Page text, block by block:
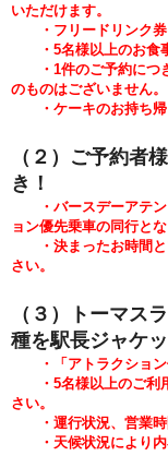
いただけます。
・フリードリンク券
・5名様以上のお食
・1件のご予約につき
のものはございません。
・ケーキのお持ち帰
（２）ご予約者
き！
・バースデーアテン
ョン優先乗車の同行とな
・決まったお時間と
さい。
（３）トーマス
種を駅長ジャケ
・「アトラクション
・5名様以上のご利
さい。
・運行状況、営業時
・天候状況により内